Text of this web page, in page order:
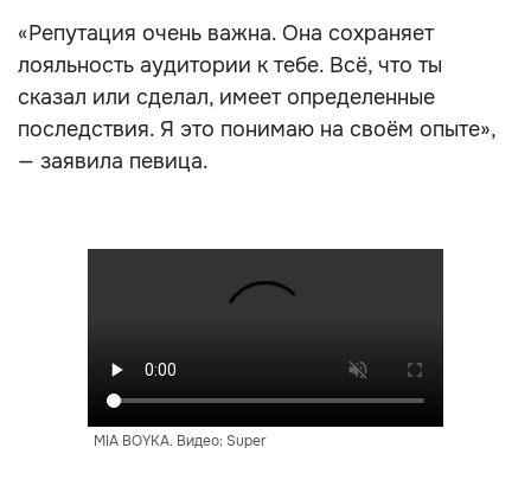
«Репутация очень важна. Она сохраняет
лояльность аудитории к тебе. Всё, что ты
сказал или сделал, имеет определенные
последствия. Я это понимаю на своём опыте»,
— заявила певица.
MIA BOYKA. Видео: Super